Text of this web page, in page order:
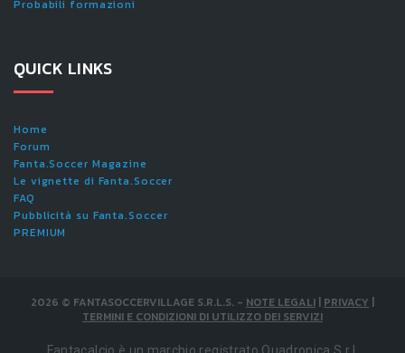
Probabili formazioni
QUICK LINKS
Home
Forum
Fanta.Soccer Magazine
Le vignette di Fanta.Soccer
FAQ
Pubblicità su Fanta.Soccer
PREMIUM
2026 © FANTASOCCERVILLAGE S.R.L.S. - NOTE LEGALI | PRIVACY |
TERMINI E CONDIZIONI DI UTILIZZO DEI SERVIZI